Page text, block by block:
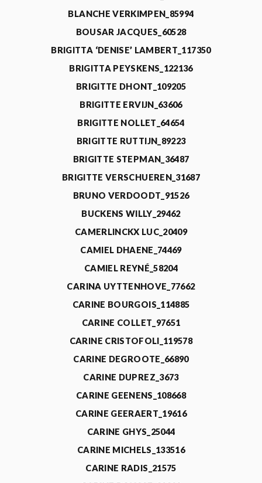
BLANCHE VERKIMPEN_85994
BOUSAR JACQUES_60528
BRIGITTA ‘DENISE’ LAMBERT_117350
BRIGITTA PEYSKENS_122136
BRIGITTE DHONT_109205
BRIGITTE ERVIJN_63606
BRIGITTE NOLLET_64654
BRIGITTE RUTTIJN_89223
BRIGITTE STEPMAN_36487
BRIGITTE VERSCHUEREN_31687
BRUNO VERDOODT_91526
BUCKENS WILLY_29462
CAMERLINCKX LUC_20409
CAMIEL DHAENE_74469
CAMIEL REYNÉ_58204
CARINA UYTTENHOVE_77662
CARINE BOURGOIS_114885
CARINE COLLET_97651
CARINE CRISTOFOLI_119578
CARINE DEGROOTE_66890
CARINE DUPREZ_3673
CARINE GEENENS_108668
CARINE GEERAERT_19616
CARINE GHYS_25044
CARINE MICHELS_133516
CARINE RADIS_21575